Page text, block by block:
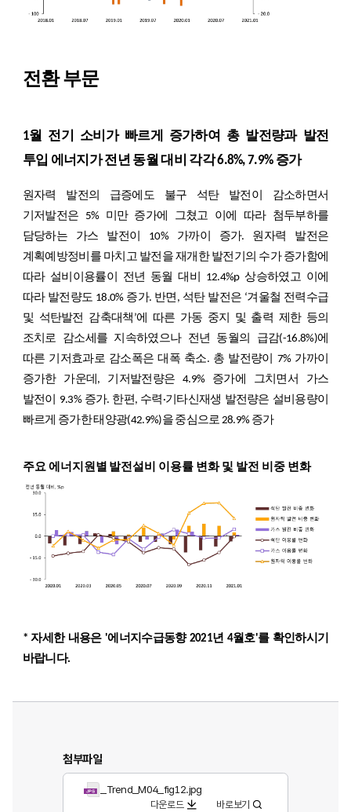
전환 부문
1월 전기 소비가 빠르게 증가하여 총 발전량과 발전
투입 에너지가 전년 동월 대비 각각 6.8%, 7.9% 증가
원자력 발전의 급증에도 불구 석탄 발전이 감소하면서
기저발전은 5% 미만 증가에 그쳤고 이에 따라 첨두부하를
담당하는 가스 발전이 10% 가까이 증가. 원자력 발전은
계획예방정비를 마치고 발전을 재개한 발전기의 수가 증가함에
따라 설비이용률이 전년 동월 대비 12.4%p 상승하였고 이에
따라 발전량도 18.0% 증가. 반면, 석탄 발전은 ‘겨울철 전력수급
및 석탄발전 감축대책’에 따른 가동 중지 및 출력 제한 등의
조치로 감소세를 지속하였으나 전년 동월의 급감(-16.8%)에
따른 기저효과로 감소폭은 대폭 축소. 총 발전량이 7% 가까이
증가한 가운데, 기저발전량은 4.9% 증가에 그치면서 가스
발전이 9.3% 증가. 한편, 수력·기타신재생 발전량은 설비용량이
빠르게 증가한 태양광(42.9%)을 중심으로 28.9% 증가
주요 에너지원별 발전설비 이용률 변화 및 발전 비중 변화
* 자세한 내용은 '에너지수급동향 2021년 4월호'를 확인하시기
바랍니다.
첨부파일
_Trend_M04_fig12.jpg
다운로드 바로보기